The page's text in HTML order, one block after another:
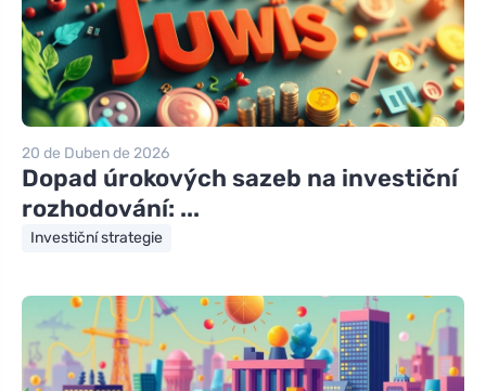
20 de Duben de 2026
Dopad úrokových sazeb na investiční
rozhodování: ...
Investiční strategie